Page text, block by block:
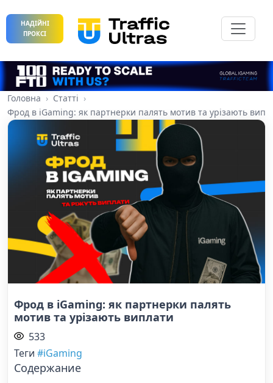
НАДІЙНІ
ПРОКСІ
Головна
Статті
Фрод в iGaming: як партнерки палять мотив та урізають
Фрод в iGaming: як партнерки палять
мотив та урізають виплати
533
Теги #iGaming
Содержание